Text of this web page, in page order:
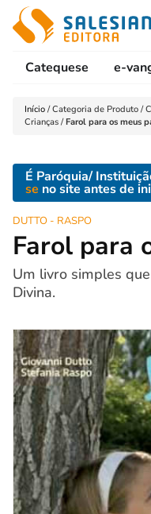
Catequese e-
Início /Categoria de Produto /
Crianças /Farol para os meus
É Paróquia/
se no site antes de
DUTTO - RASPO
Farol para
Um livro simples
Divina.